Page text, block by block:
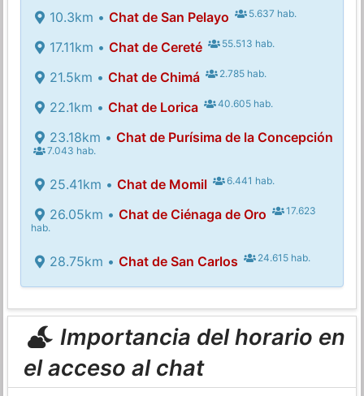
10.3km • Chat de San Pelayo 5.637 hab.
17.11km • Chat de Cereté 55.513 hab.
21.5km • Chat de Chimá 2.785 hab.
22.1km • Chat de Lorica 40.605 hab.
23.18km • Chat de Purísima de la Concepción
7.043 hab.
25.41km • Chat de Momil 6.441 hab.
26.05km • Chat de Ciénaga de Oro
17.623
hab.
28.75km • Chat de San Carlos 24.615 hab.
Importancia del horario en
el acceso al chat